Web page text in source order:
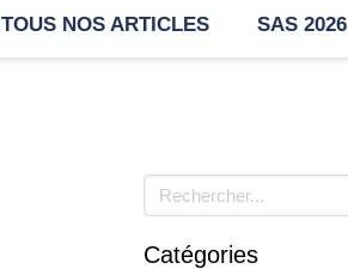
TOUS NOS ARTICLES SAS 2026
Rechercher
Catégories